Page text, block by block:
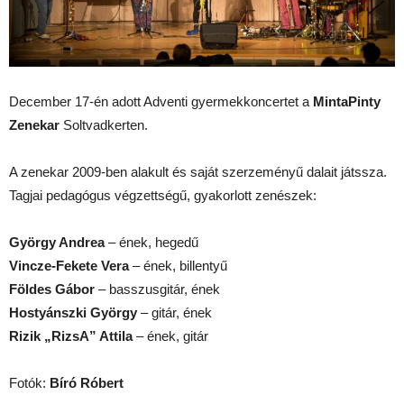
December 17-én adott Adventi gyermekkoncertet a MintaPinty
Zenekar Soltvadkerten.
A zenekar 2009-ben alakult és saját szerzeményű dalait játssza.
Tagjai pedagógus végzettségű, gyakorlott zenészek:
György Andrea– ének, hegedű
Vincze-Fekete Vera– ének, billentyű
Földes Gábor – basszusgitár, ének
Hostyánszki György – gitár, ének
Rizik „RizsA” Attila– ének, gitár
Fotók: Bíró Róbert